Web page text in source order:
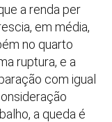
a renda per
em média,
no quarto
ruptura, e a
com igual
a queda é